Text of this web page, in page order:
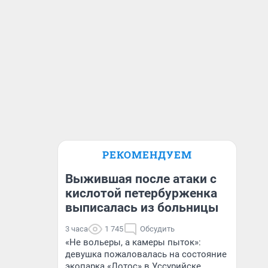
РЕКОМЕНДУЕМ
Выжившая после атаки с
кислотой петербурженка
выписалась из больницы
3 часа 1 745 Обсудить
«Не вольеры, а камеры пыток»:
девушка пожаловалась на состояние